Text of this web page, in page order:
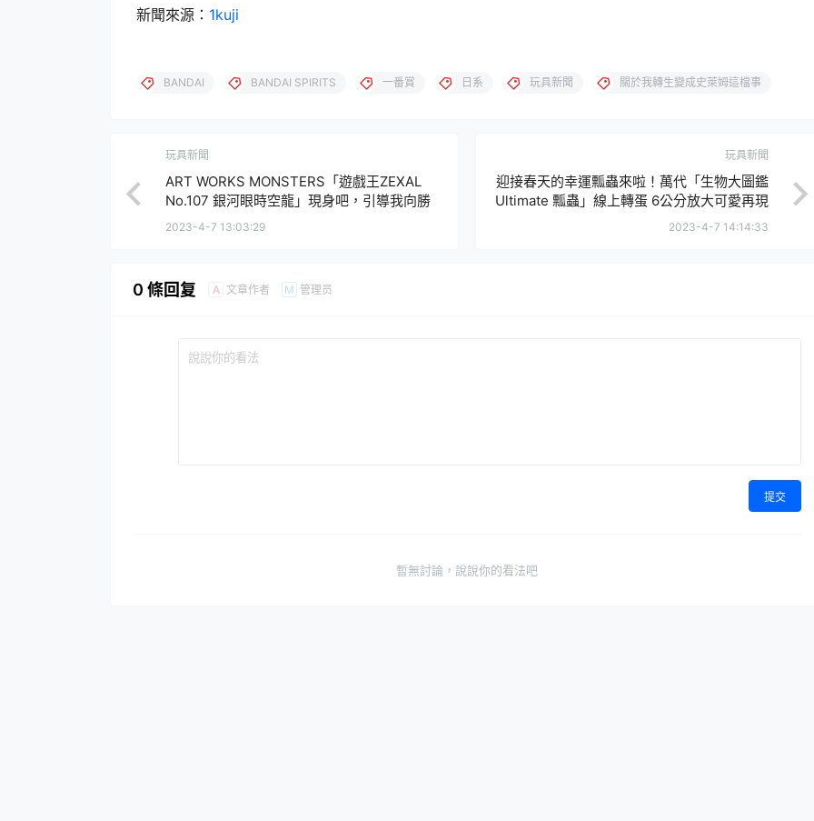
新聞來源： 1kuji
BANDAI BANDAI SPIRITS 一番賞 日系 玩具新聞 關於我轉生變成史萊姆這檔事
玩具新聞
ART WORKS MONSTERS「遊戲王ZEXAL
No.107 銀河眼時空龍」現身吧，引導我向勝
利！
2023-4-7 13:03:29
玩具新聞
迎接春天的幸運瓢蟲來啦！萬代「生物大圖鑑
Ultimate 瓢蟲」線上轉蛋 6公分放大可愛再現
2023-4-7 14:14:33
0 條回复 A 文章作者 M 管理员
提交
暫無討論，說說你的看法吧